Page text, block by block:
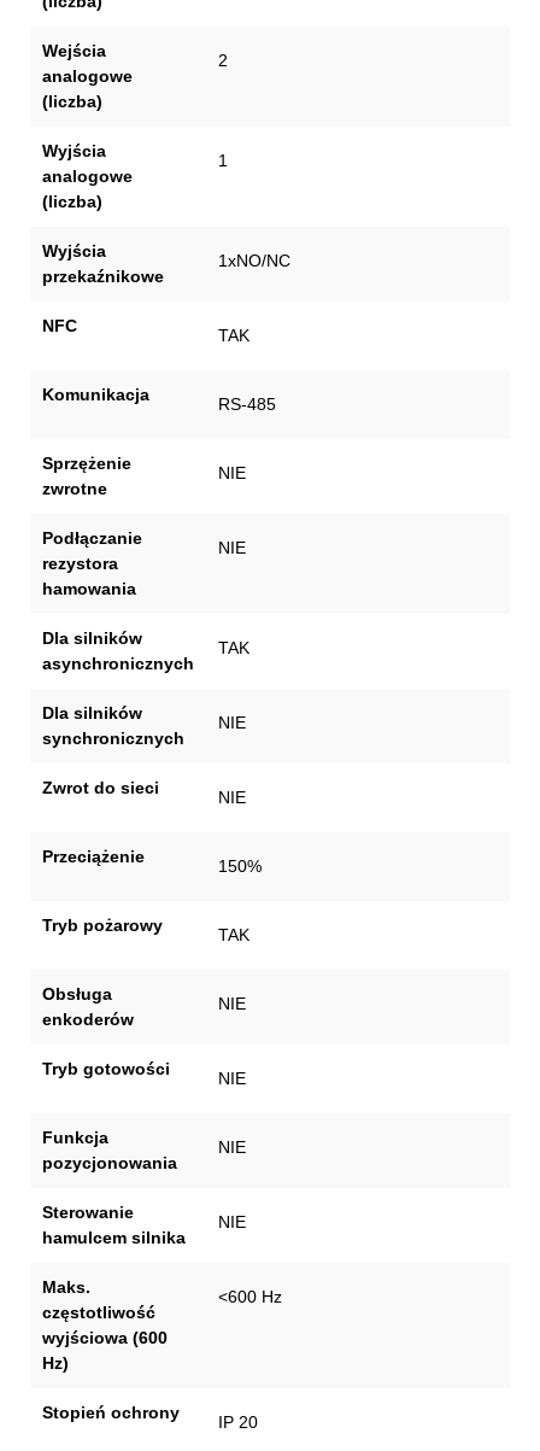
Wejścia
analogowe
(liczba)
2
Wyjścia
analogowe
(liczba)
1
Wyjścia
przekaźnikowe
1xNO/NC
NFC TAK
Komunikacja RS-485
Sprzężenie
zwrotne
NIE
Podłączanie
rezystora
hamowania
NIE
Dla silników
asynchronicznych
TAK
Dla silników
synchronicznych
NIE
Zwrot do sieci NIE
Przeciążenie 150%
Tryb pożarowy TAK
Obsługa
enkoderów
NIE
Tryb gotowości NIE
Funkcja
pozycjonowania
NIE
Sterowanie
hamulcem silnika
NIE
Maks.
częstotliwość
wyjściowa (600
Hz)
<600 Hz
Stopień ochrony IP 20